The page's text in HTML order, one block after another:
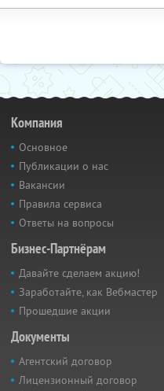
Компания
Основное
Публикации о нас
Вакансии
Правила сервиса
Ответы на вопросы
Бизнес-Партнёрам
Давайте сделаем акцию!
Заработайте, как Вебмастер
Прошедшие акции
Документы
Агентский договор
Лицензионный договор